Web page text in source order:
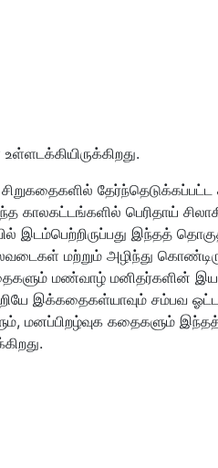
சிறுகதைகளில்
காலகட்டங்களில் பெரிதாய்
இடம்பெற்றிருப்பது இந்தத்
மற்றும் அழிந்து
மண்வாழ் மனிதர்களின்
இக்கதைகள்யாவும் சம்பவ
கதைகளும் இந்தத்